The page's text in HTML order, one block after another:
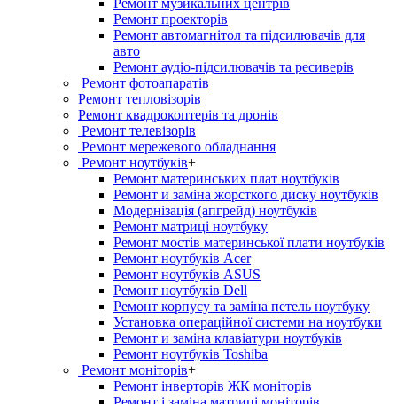
Ремонт музикальних центрів
Ремонт проекторів
Ремонт автомагнітол та підсилювачів для
авто
Ремонт аудіо-підсилювачів та ресиверів
Ремонт фотоапаратів
Ремонт тепловізорів
Ремонт квадрокоптерів та дронів
Ремонт телевізорів
Ремонт мережевого обладнання
Ремонт ноутбуків+
Ремонт материнських плат ноутбуків
Ремонт и заміна жорсткого диску ноутбуків
Модернізація (апгрейд) ноутбуків
Ремонт матриці ноутбуку
Ремонт мостів материнської плати ноутбуків
Ремонт ноутбуків Acer
Ремонт ноутбуків ASUS
Ремонт ноутбуків Dell
Ремонт корпусу та заміна петель ноутбуку
Установка операційної системи на ноутбуки
Ремонт и заміна клавіатури ноутбуків
Ремонт ноутбуків Toshiba
Ремонт моніторів+
Ремонт інверторів ЖК моніторів